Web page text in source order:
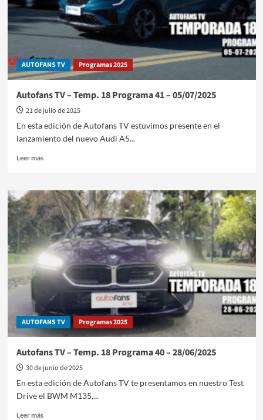
AUTOFANS TV Programas 2025
Autofans TV – Temp. 18 Programa 41 – 05/07/2025
21 de julio de 2025
En esta edición de Autofans TV estuvimos presente en el
lanzamiento del nuevo Audi A5...
Leer másLeer
Autofans
TV
–
Temp.
18
Programa
41
–
05/07/2025
AUTOFANS TV Programas 2025
Autofans TV – Temp. 18 Programa 40 – 28/06/2025
30 de junio de 2025
En esta edición de Autofans TV te presentamos en nuestro Test
Drive el BWM M135,...
Leer másLeer